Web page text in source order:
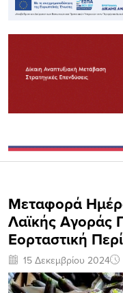
Μεταφορά
Λαϊκής Αγοράς
Εορταστική
15 Δεκεμβρίου 2024